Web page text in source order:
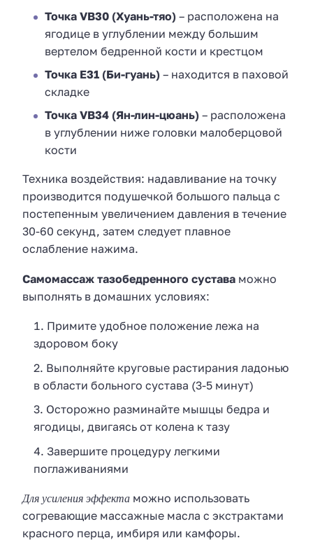
Точка VB30 (Хуань-тяо) – расположена на
ягодице в углублении между большим
вертелом бедренной кости и крестцом
Точка E31 (Би-гуань) – находится в паховой
складке
Точка VB34 (Ян-лин-цюань) – расположена
в углублении ниже головки малоберцовой
кости
Техника воздействия: надавливание на точку
производится подушечкой большого пальца с
постепенным увеличением давления в течение
30-60 секунд, затем следует плавное
ослабление нажима.
Самомассаж тазобедренного сустава можно
выполнять в домашних условиях:
Примите удобное положение лежа на
здоровом боку
Выполняйте круговые растирания ладонью
в области больного сустава (3-5 минут)
Осторожно разминайте мышцы бедра и
ягодицы, двигаясь от колена к тазу
Завершите процедуру легкими
поглаживаниями
Для усиления эффекта можно использовать
согревающие массажные масла с экстрактами
красного перца, имбиря или камфоры.